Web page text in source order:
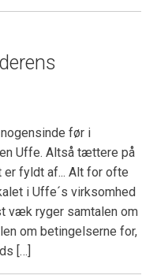
før i
Uffe. Altså tættere på
fyldt af... Alt for ofte
i Uffe´s virksomhed
væk ryger samtalen om
om betingelserne for,
[…]